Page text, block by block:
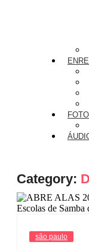
Category:
são paulo